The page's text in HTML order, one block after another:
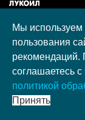
гранта,
Согласие
Разработка,
© 2026 МАУ
Мы
пользования
рекомендаций.
соглашаетесь
политикой
Принять